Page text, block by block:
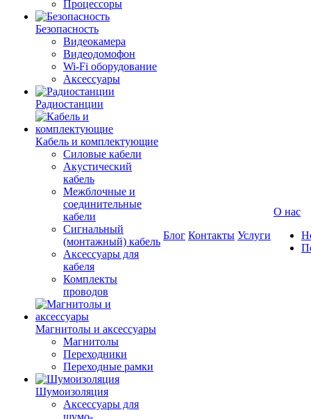
Процессоры
Безопасность
Видеокамера
Видеодомофон
Wi-Fi оборудование
Аксессуары
Радиостанции
Кабель и комплектующие
Силовые кабели
Акустический
кабель
Межблочные и
соединительные
кабели
Сигнальный
(монтажный) кабель
Аксессуары для
кабеля
Комплекты
проводов
Магнитолы и аксессуары
Магнитолы
Переходники
Переходные рамки
Шумоизоляция
Аксессуары для
шумо-
Блог Контакты Услуги
О нас